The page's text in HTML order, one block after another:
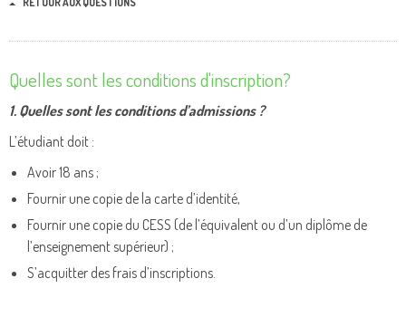
Quelles sont les conditions d'inscription?
1. Quelles sont les conditions d’admissions ?
L’étudiant doit :
Avoir 18 ans ;
Fournir une copie de la carte d’identité,
Fournir une copie du CESS (de l’équivalent ou d’un diplôme de
l’enseignement supérieur) ;
S’acquitter des frais d’inscriptions.